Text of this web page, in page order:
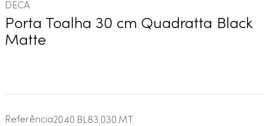
DECA
Porta Toalha 30 cm Quadratta Black
Matte
Referência2040.BL83.030.MT
deca acabamento registro
4º
torneira
7º
red gold
8º
black matte